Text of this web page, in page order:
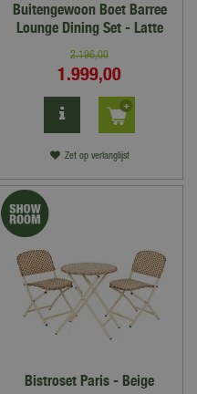
Buitengewoon Boet Barree
Lounge Dining Set - Latte
2.196,00
1.999,00
Zet op verlanglijst
Bistroset Paris - Beige